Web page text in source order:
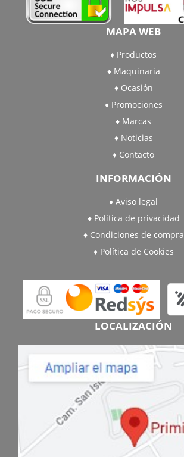
MAPA WEB
Productos
Maquinaria
Ocasión
Promociones
Marcas
Noticias
Contacto
INFORMACIÓN
Aviso legal
Política de privacidad
Condiciones de compra
Política de Cookies
LOCALIZACIÓN